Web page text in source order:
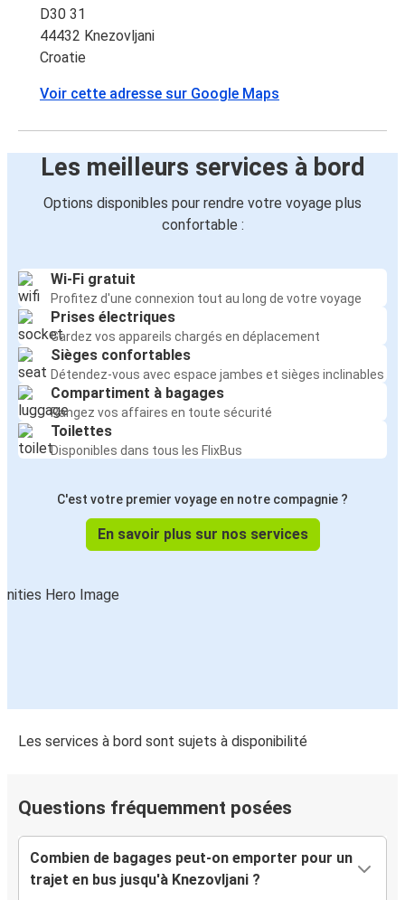
D30 31
44432 Knezovljani
Croatie
Voir cette adresse sur Google Maps
Les meilleurs services à bord
Options disponibles pour rendre votre voyage plus
confortable :
Wi-Fi gratuit
Profitez d'une connexion tout au long de votre voyage
Prises électriques
Gardez vos appareils chargés en déplacement
Sièges confortables
Détendez-vous avec espace jambes et sièges inclinables
Compartiment à bagages
Rangez vos affaires en toute sécurité
Toilettes
Disponibles dans tous les FlixBus
C'est votre premier voyage en notre compagnie ?
En savoir plus sur nos services
Les services à bord sont sujets à disponibilité
Questions fréquemment posées
Combien de bagages peut-on emporter pour un
trajet en bus jusqu'à Knezovljani ?